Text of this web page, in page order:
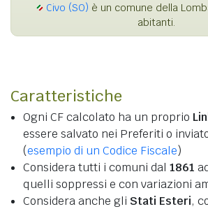
Civo (SO) è un comune della
abitanti.
Caratteristiche
Ogni CF calcolato ha un proprio
essere salvato nei Preferiti o
(esempio di un Codice Fiscale)
Considera tutti i comuni dal 1861
quelli soppressi e con variazioni
Considera anche gli Stati Esteri,